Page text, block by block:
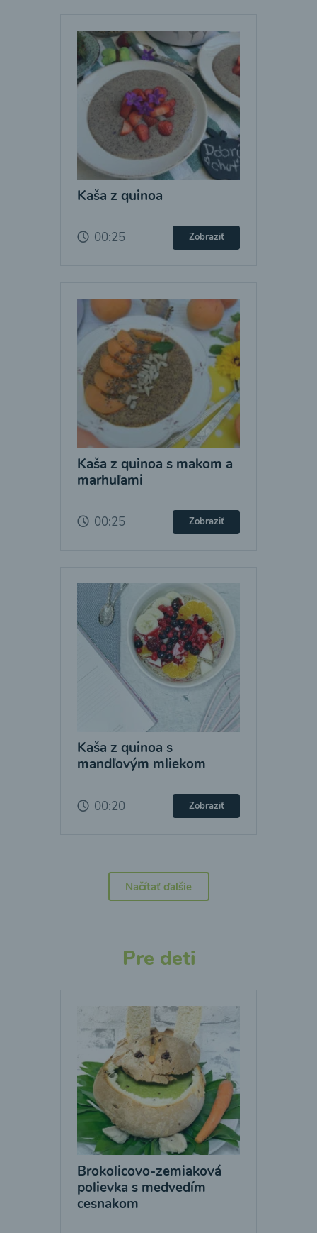
Kaša z quinoa
00:25 Zobraziť
Kaša z quinoa s makom a
marhuľami
00:25 Zobraziť
Kaša z quinoa s
mandľovým mliekom
00:20 Zobraziť
Načítať ďalšie
Pre deti
Brokolicovo-zemiaková
polievka s medvedím
cesnakom